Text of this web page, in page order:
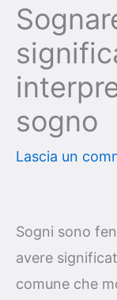
sogno
Lascia un
Sogni sono
avere
comune che